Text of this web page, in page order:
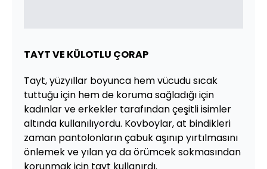
TAYT VE KÜLOTLU ÇORAP
Tayt, yüzyıllar boyunca hem vücudu sıcak
tuttuğu için hem de koruma sağladığı için
kadınlar ve erkekler tarafından çeşitli isimler
altında kullanılıyordu. Kovboylar, at bindikleri
zaman pantolonların çabuk aşınıp yırtılmasını
önlemek ve yılan ya da örümcek sokmasından
korunmak için tayt kullanırdı.